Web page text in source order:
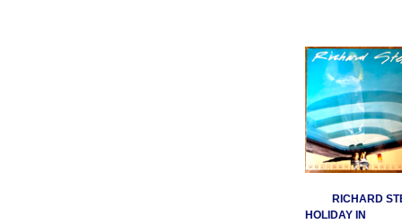
RICHARD
HOLIDAY IN